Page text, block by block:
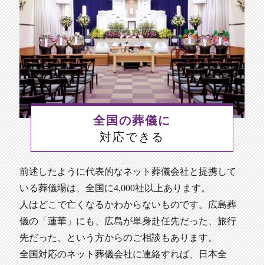
全国の葬儀に
対応できる
前述したように代表的なネット葬儀会社と提携して
いる葬儀場は、全国に4,000社以上あります。
人はどこで亡くなるかわからないものです。広島葬
儀の「蓮華」にも、広島が単身赴任先だった、旅行
先だった、という方からのご相談もあります。
全国対応のネット葬儀会社に連絡すれば、日本全